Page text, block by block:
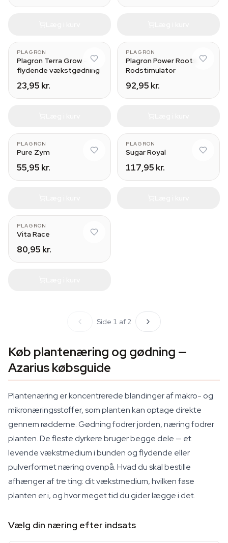
PLAGRON
Plagron Terra Grow –
flydende vækstgødning
23,95 kr.
PLAGRON
Plagron Power Roots
Rodstimulator
92,95 kr.
PLAGRON
Pure Zym
55,95 kr.
PLAGRON
Sugar Royal
117,95 kr.
PLAGRON
Vita Race
80,95 kr.
Side 1 af 2
Køb plantenæring og gødning —
Azarius købsguide
Plantenæring er koncentrerede blandinger af makro- og
mikronæringsstoffer, som planten kan optage direkte
gennem rødderne. Gødning fodrer jorden, næring fodrer
planten. De fleste dyrkere bruger begge dele — et
levende vækstmedium i bunden og flydende eller
pulverformet næring ovenpå. Hvad du skal bestille
afhænger af tre ting: dit vækstmedium, hvilken fase
planten er i, og hvor meget tid du gider lægge i det.
Vælg din næring efter indsats